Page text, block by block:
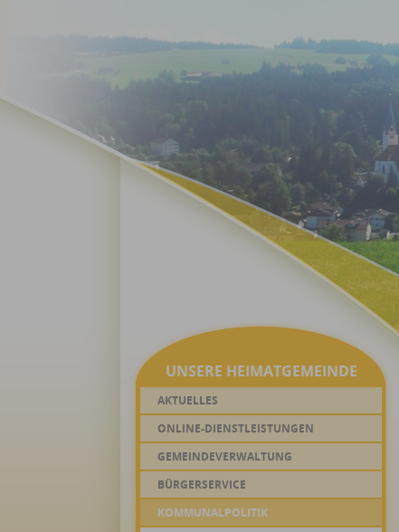
UNSERE HEIMATGEMEINDE
AKTUELLES
ONLINE-DIENSTLEISTUNGEN
GEMEINDEVERWALTUNG
BÜRGERSERVICE
KOMMUNALPOLITIK